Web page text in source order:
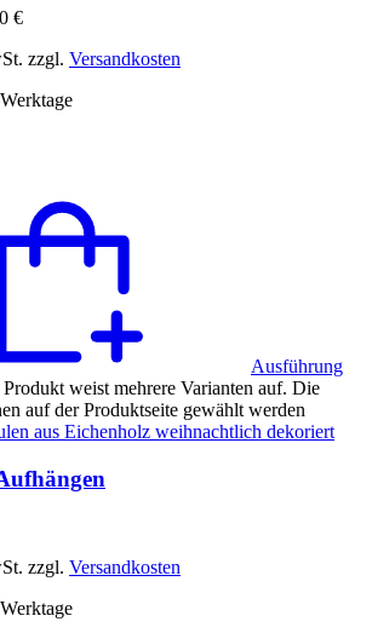
€
zzgl. Versandkosten
Ausführung
Produkt weist mehrere Varianten auf. Die
auf der Produktseite gewählt werden
zzgl. Versandkosten